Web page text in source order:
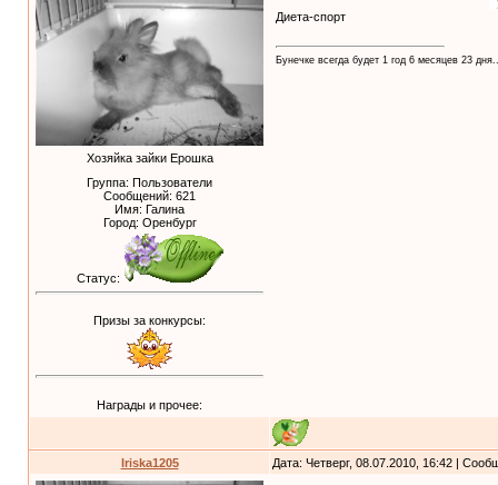
Хозяйка зайки Ерошка
Группа: Пользователи
Сообщений: 621
Имя: Галина
Город: Оренбург
Статус:
Призы за конкурсы:
Награды и прочее:
Диета-спорт
Бунечке всегда будет 1 год 6 месяцев 23
Iriska1205 Дата: Четверг, 08.07.2010, 16:42 |